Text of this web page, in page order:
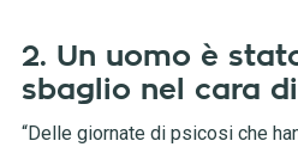
2. Un uomo è
sbaglio nel cara
“Delle giornate di psicosi che